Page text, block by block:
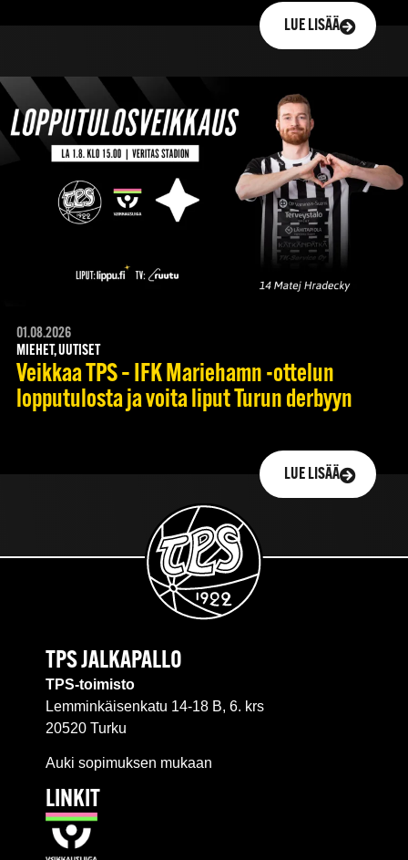
LUE LISÄÄ
01.08.2026
MIEHET, UUTISET
Veikkaa TPS – IFK Mariehamn -ottelun
lopputulosta ja voita liput Turun derbyyn
LUE LISÄÄ
TPS JALKAPALLO
TPS-toimisto
Lemminkäisenkatu 14-18 B, 6. krs
20520 Turku
Auki sopimuksen mukaan
LINKIT